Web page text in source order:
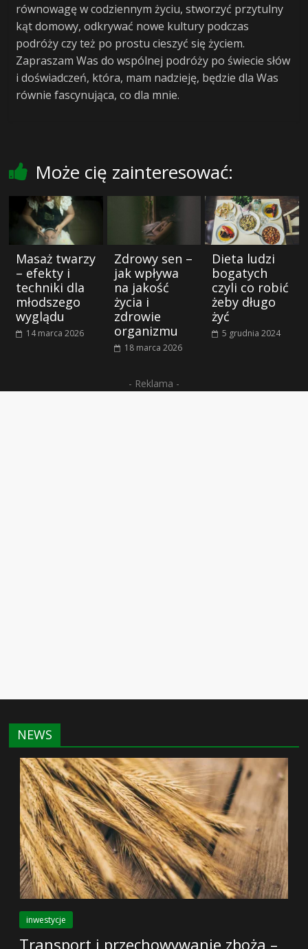
równowagę w codziennym życiu, stworzyć przytulny
kąt domowy, odkrywać nowe kultury podczas
podróży czy też po prostu cieszyć się życiem.
Zapraszam Was do wspólnej podróży po świecie słów
i doświadczeń, która, mam nadzieję, będzie dla Was
równie fascynująca, co dla mnie.
Może cię zainteresować:
Masaż twarzy
– efekty i
techniki dla
młodszego
wyglądu
14 marca 2026
Zdrowy sen –
jak wpływa
na jakość
życia i
zdrowie
organizmu
18 marca 2026
Dieta ludzi
bogatych
czyli co robić
żeby długo
żyć
5 grudnia 2024
- Reklama -
NEWS
inwestycje
Transport i przechowywanie zboża –